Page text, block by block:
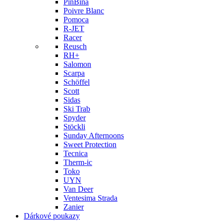
PinBina
Poivre Blanc
Pomoca
R-JET
Racer
Reusch
RH+
Salomon
Scarpa
Schöffel
Scott
Sidas
Ski Trab
Spyder
Stöckli
Sunday Afternoons
Sweet Protection
Tecnica
Therm-ic
Toko
UYN
Van Deer
Ventesima Strada
Zanier
Dárkové poukazy